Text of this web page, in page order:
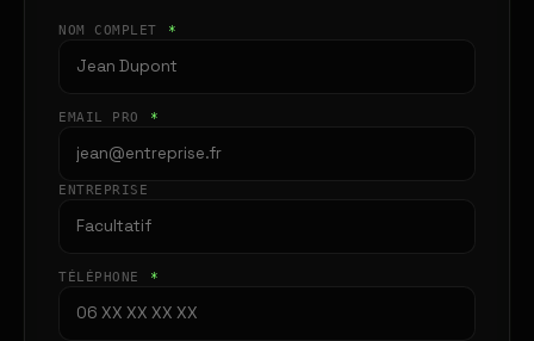
NOM COMPLET *
EMAIL PRO *
ENTREPRISE
TÉLÉPHONE *